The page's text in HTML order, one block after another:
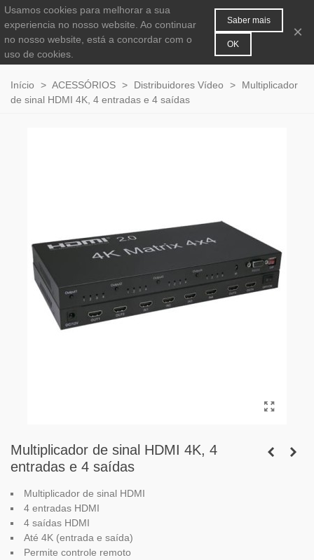
0
Início > ACESSÓRIOS > Distribuidores Vídeo >
Multiplicador
de sinal HDMI 4K, 4 entradas e 4 saídas
Multiplicador de sinal HDMI 4K, 4
entradas e 4 saídas
Multiplicador de sinal HDMI
4 entradas HDMI
4 saídas HDMI
Até 4K (entrada e saída)
Permite controle remoto
Usamos cookies para melhorar a sua
experiencia no nosso website. Ao continuar
no nosso website, está a concordar com o
uso de cookies.
Saber mais
OK
×